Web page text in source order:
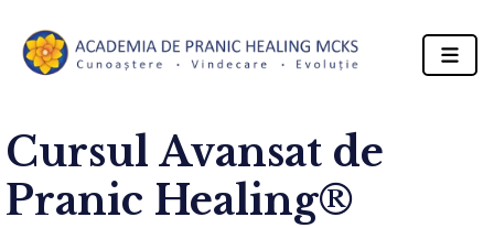
Cursul Avansat de
Pranic Healing®